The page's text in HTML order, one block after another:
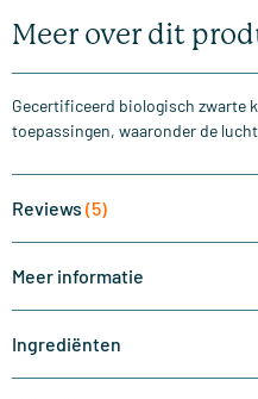
Meer over dit
Gecertificeerd biologisch zwarte
toepassingen, waaronder de
Reviews (5)
Meer informatie
Ingrediënten